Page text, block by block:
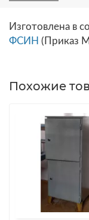
Изготовлена в
ФСИН (Приказ
Похожие